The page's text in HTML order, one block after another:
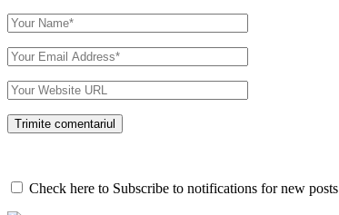
Check here to Subscribe to notifications for new posts